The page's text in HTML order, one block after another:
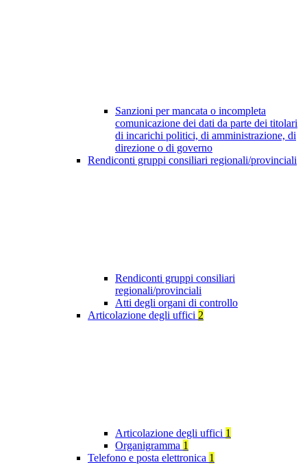
Sanzioni per mancata o incompleta
comunicazione dei dati da parte dei titolari
di incarichi politici, di amministrazione, di
direzione o di governo
Rendiconti gruppi consiliari regionali/provinciali
Rendiconti gruppi consiliari
regionali/provinciali
Atti degli organi di controllo
Articolazione degli uffici 2
Articolazione degli uffici 1
Organigramma 1
Telefono e posta elettronica 1